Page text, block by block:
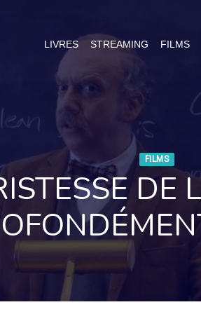
LIVRES STREAMING FILMS
FILMS
DE